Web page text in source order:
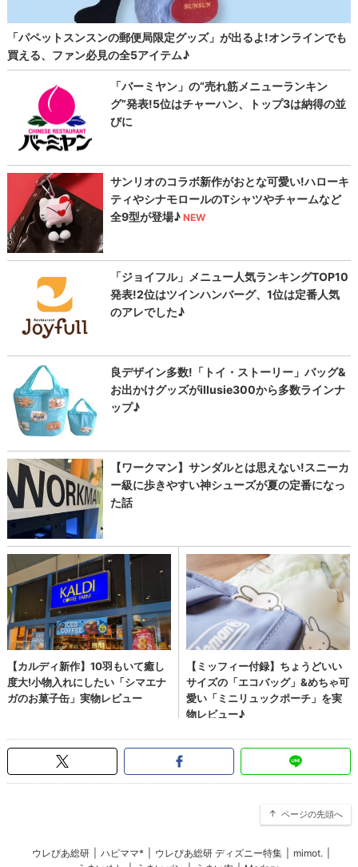
ページの先頭へ
ウレぴあ総研 ハピママ* ウレぴあ総研 ディズニー特集 mimot.